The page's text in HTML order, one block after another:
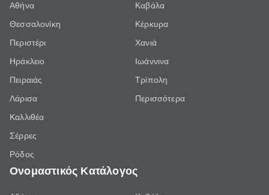
Αθήνα
Θεσσαλονίκη
Περιστέρι
Ηράκλειο
Πειραιάς
Λάρισα
Καλλιθέα
Σέρρες
Ρόδος
Καβάλα
Κέρκυρα
Χανιά
Ιωάννινα
Τρίπολη
Περισσότερα
Ονομαστικός Κατάλογος